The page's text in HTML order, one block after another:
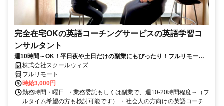
完全在宅OKの英語コーチングサービスの英語学習コ
ンサルタント
週10時間～OK！平日夜や土日だけの副業にもぴったり！フルリモート
OKなので世界のどこからでも働けます！
株式会社スクールウィズ
フルリモート
時給3,000円
勤務時間・曜日: ・業務委託もしくは副業で、週10-20時間程度～（フ
ルタイム希望の方も検討可能です） ・社会人の方向けの英語コーチ